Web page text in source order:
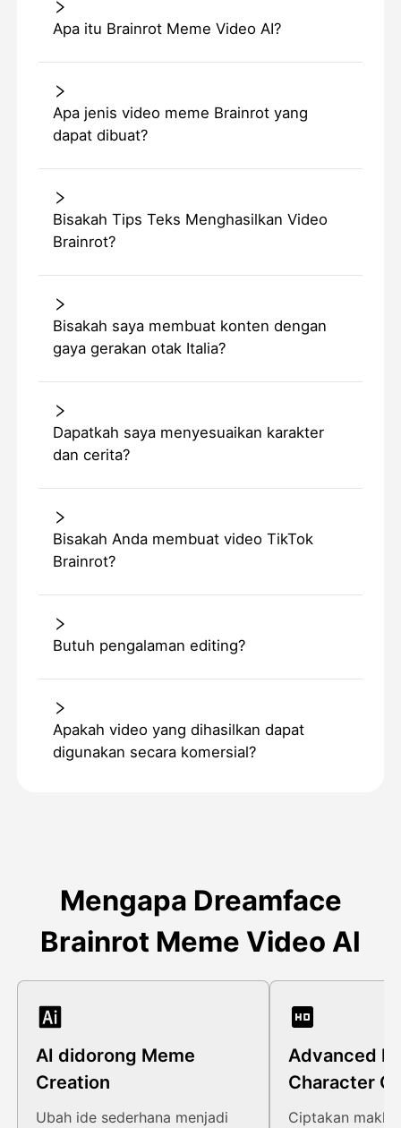
Apa itu Brainrot Meme Video AI?
Apa jenis video meme Brainrot yang
dapat dibuat?
Bisakah Tips Teks Menghasilkan Video
Brainrot?
Bisakah saya membuat konten dengan
gaya gerakan otak Italia?
Dapatkah saya menyesuaikan karakter
dan cerita?
Bisakah Anda membuat video TikTok
Brainrot?
Butuh pengalaman editing?
Apakah video yang dihasilkan dapat
digunakan secara komersial?
Mengapa Dreamface
Brainrot Meme Video AI
AI didorong Meme
Creation
Ubah ide sederhana menjadi
Advanced
Character
Ciptakan